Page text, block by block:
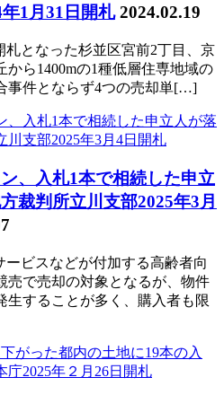
1月31日開札 2024.02.19
札となった杉並区宮前2丁目、京
から1400mの1種低層住専地域の
事件とならず4つの売却単[…]
、入札1本で相続した申立
裁判所立川支部2025年3月
ービスなどが付加する高齢者向
売で売却の対象となるが、物件
生することが多く、購入者も限